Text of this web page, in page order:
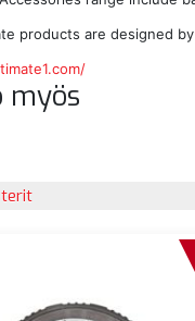
products are designed
myös